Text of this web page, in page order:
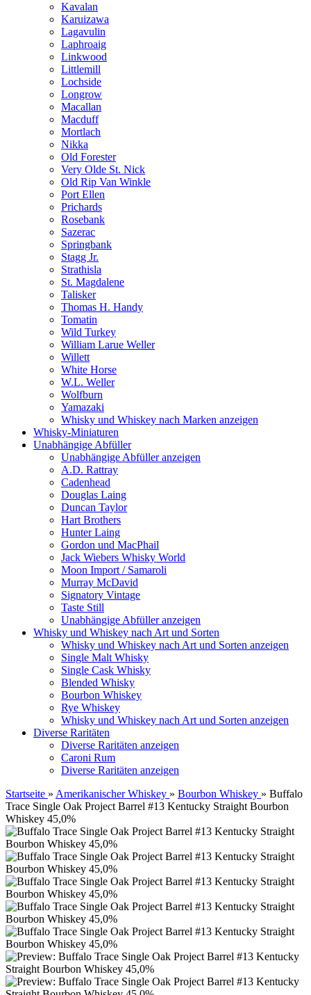
Kavalan
Karuizawa
Lagavulin
Laphroaig
Linkwood
Littlemill
Lochside
Longrow
Macallan
Macduff
Mortlach
Nikka
Old Forester
Very Olde St. Nick
Old Rip Van Winkle
Port Ellen
Prichards
Rosebank
Sazerac
Springbank
Stagg Jr.
Strathisla
St. Magdalene
Talisker
Thomas H. Handy
Tomatin
Wild Turkey
William Larue Weller
Willett
White Horse
W.L. Weller
Wolfburn
Yamazaki
Whisky und Whiskey nach Marken anzeigen
Whisky-Miniaturen
Unabhängige Abfüller
Unabhängige Abfüller anzeigen
A.D. Rattray
Cadenhead
Douglas Laing
Duncan Taylor
Hart Brothers
Hunter Laing
Gordon und MacPhail
Jack Wiebers Whisky World
Moon Import / Samaroli
Murray McDavid
Signatory Vintage
Taste Still
Unabhängige Abfüller anzeigen
Whisky und Whiskey nach Art und Sorten
Whisky und Whiskey nach Art und Sorten anzeigen
Single Malt Whisky
Single Cask Whisky
Blended Whisky
Bourbon Whiskey
Rye Whiskey
Whisky und Whiskey nach Art und Sorten anzeigen
Diverse Raritäten
Diverse Raritäten anzeigen
Caroni Rum
Diverse Raritäten anzeigen
Startseite » Amerikanischer Whiskey » Bourbon Whiskey » Buffalo
Trace Single Oak Project Barrel #13 Kentucky Straight Bourbon
Whiskey 45,0%